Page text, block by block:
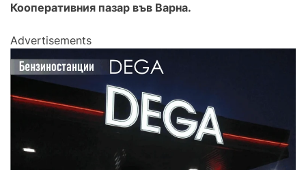
Кооперативния пазар във Варна.
Advertisements